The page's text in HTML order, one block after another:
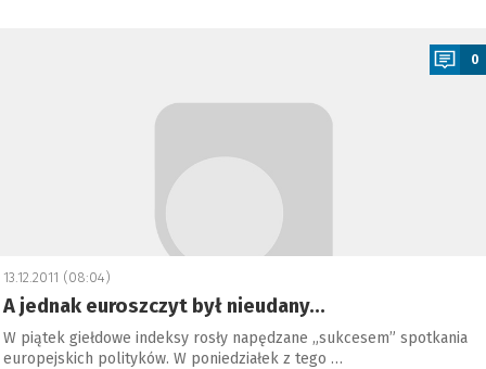
0
13.12.2011 (08:04)
A jednak euroszczyt był nieudany...
W piątek giełdowe indeksy rosły napędzane „sukcesem” spotkania
europejskich polityków. W poniedziałek z tego …